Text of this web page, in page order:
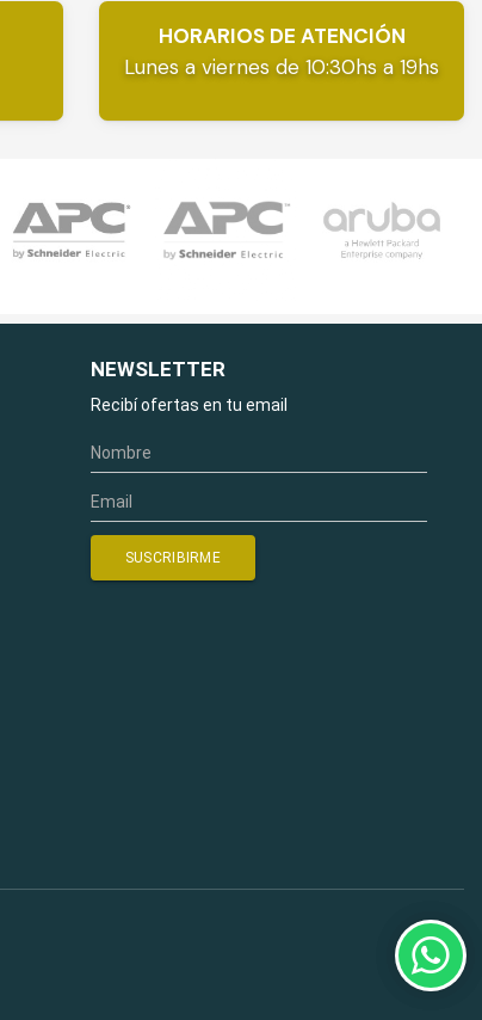
HORARIOS DE ATENCIÓN
Lunes a viernes de 10:30hs a 19hs
NEWSLETTER
Recibí ofertas en tu email